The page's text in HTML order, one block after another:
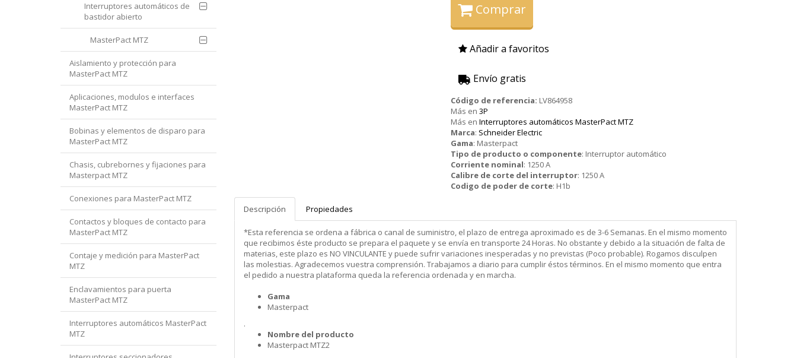
Comprar
Añadir a favoritos
Envío gratis
Código de referencia: LV864958
Más en3P
Más enInterruptores automáticos MasterPact MTZ
Marca: Schneider Electric
Gama: Masterpact
Tipo de producto o componente: Interruptor automático
Corriente nominal: 1250 A
Calibre de corte del interruptor: 1250 A
Codigo de poder de corte: H1b
Descripción Propiedades
*Esta referencia se ordena a fábrica o canal de suministro, el plazo de entrega aproximado es de 3-6 Semanas. En el mismo momento
que recibimos éste producto se prepara el paquete y se envía en transporte 24 Horas. No obstante y debido a la situación de falta de
materias, este plazo es NO VINCULANTE y puede sufrir variaciones inesperadas y no previstas (Poco probable). Rogamos disculpen
las molestias. Agradecemos vuestra comprensión. Trabajamos a diario para cumplir éstos términos. En el mismo momento que entra
el pedido a nuestra plataforma queda la referencia ordenada y en marcha.
Gama
Masterpact
.
Nombre del producto
Masterpact MTZ2
Interruptores automáticos de
bastidor abierto
MasterPact MTZ
Aislamiento y protección para
MasterPact MTZ
Aplicaciones, modulos e interfaces
MasterPact MTZ
Bobinas y elementos de disparo para
MasterPact MTZ
Chasis, cubrebornes y fijaciones para
Masterpact MTZ
Conexiones para MasterPact MTZ
Contactos y bloques de contacto para
MasterPact MTZ
Contaje y medición para MasterPact
MTZ
Enclavamientos para puerta
MasterPact MTZ
Interruptores automáticos MasterPact
MTZ